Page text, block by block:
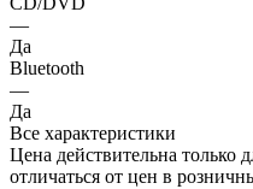
—
Да
Bluetooth
—
Да
Все характеристики
Цена действительна только
отличаться от цен в